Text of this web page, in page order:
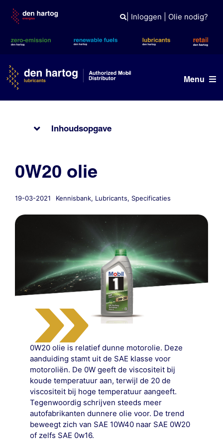
content
| Inloggen Olie nodig?
Menu
Producten
Kennisbank
Inhoudsopgave
0W20 olie
19-03-2021 Kennisbank, Lubricants, Specificaties
0W20 olie is relatief dunne motorolie. Deze
aanduiding stamt uit de SAE klasse voor
motoroliën. De 0W geeft de viscositeit bij
koude temperatuur aan, terwijl de 20 de
viscositeit bij hoge temperatuur aangeeft.
Tegenwoordig schrijven steeds meer
autofabrikanten dunnere olie voor. De trend
beweegt zich van SAE 10W40 naar SAE 0W20
of zelfs SAE 0w16.